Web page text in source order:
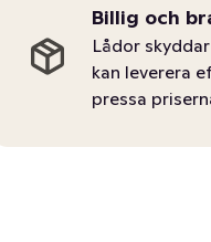
Billig och
Lådor
kan leverera
pressa